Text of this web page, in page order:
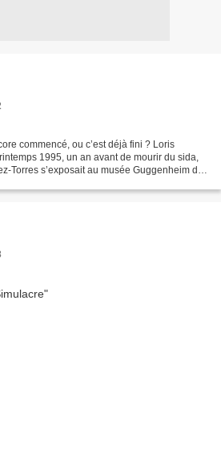
commencé, ou c’est déjà fini ? Loris
1995, un an avant de mourir du sida,
Torres s’exposait au musée Guggenheim de